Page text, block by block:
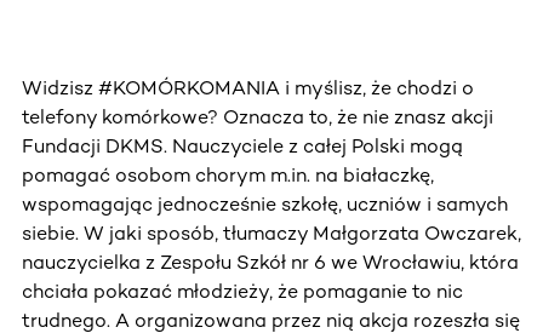
Widzisz #KOMÓRKOMANIA i myślisz, że chodzi o
telefony komórkowe? Oznacza to, że nie znasz akcji
Fundacji DKMS. Nauczyciele z całej Polski mogą
pomagać osobom chorym m.in. na białaczkę,
wspomagając jednocześnie szkołę, uczniów i samych
siebie. W jaki sposób, tłumaczy Małgorzata Owczarek,
nauczycielka z Zespołu Szkół nr 6 we Wrocławiu, która
chciała pokazać młodzieży, że pomaganie to nic
trudnego. A organizowana przez nią akcja rozeszła się